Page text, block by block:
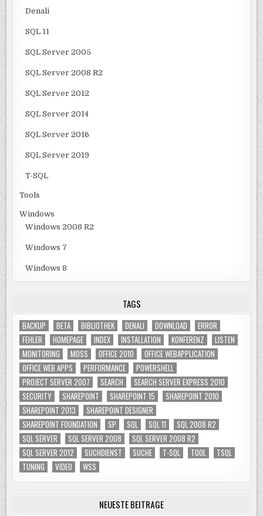
Denali
SQL 11
SQL Server 2005
SQL Server 2008 R2
SQL Server 2012
SQL Server 2014
SQL Server 2016
SQL Server 2019
T-SQL
Tools
Windows
Windows 2008 R2
Windows 7
Windows 8
TAGS
BACKUP BETA BIBLIOTHEK DENALI DOWNLOAD
ERROR
FEHLER
HOMEPAGE INDEX INSTALLATION KONFERENZ
LISTEN
MONITORING
MOSS OFFICE 2010
OFFICE WEBAPPLICATION
OFFICE WEB APPS
PERFORMANCE
POWERSHELL
PROJECT SERVER 2007
SEARCH
SEARCH SERVER EXPRESS 2010
SECURITY
SHAREPOINT SHAREPOINT 15
SHAREPOINT 2010
SHAREPOINT 2013
SHAREPOINT DESIGNER
SHAREPOINT FOUNDATION
SP SQL SQL 11
SQL 2008 R2
SQL SERVER
SQL SERVER 2008
SQL SERVER 2008 R2
SQL SERVER 2012
SUCHDIENST SUCHE T-SQL TOOL
TSQL
TUNING
VIDEO WSS
NEUESTE BEITRÄGE